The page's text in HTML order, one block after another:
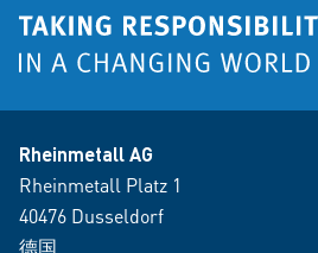
Rheinmetall AG
Rheinmetall Platz 1
40476 Dusseldorf
德国